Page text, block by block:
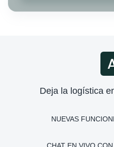
Deja la logística
NUEVAS